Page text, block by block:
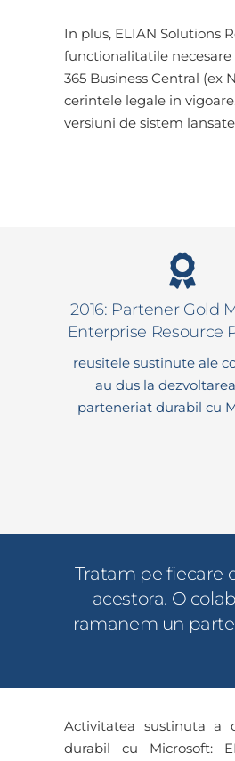
In plus, ELIAN Solutions
functionalitatile
365 Business Central (ex
cerintele legale in
versiuni de sistem
2016: Partener Gold
Enterprise Resource
reusitele sustinute ale
au dus la
parteneriat durabil cu
Tratam pe fiecare
acestora. O
ramanem un
Activitatea sustinuta a
durabil cu Microsoft: